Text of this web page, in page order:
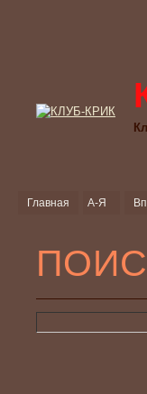
Главная А-Я